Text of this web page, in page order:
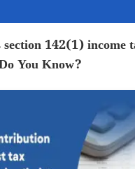
142(1) income
You Know?